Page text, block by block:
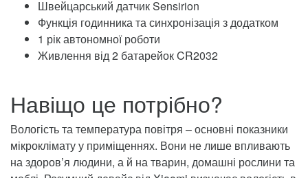
Швейцарський датчик Sensirion
Функція годинника та синхронізація з додатком
1 рік автономної роботи
Живлення від 2 батарейок CR2032
Навіщо це потрібно?
Вологість та температура повітря – основні показники
мікроклімату у приміщеннях. Вони не лише впливають
на здоров’я людини, а й на тварин, домашні рослини та